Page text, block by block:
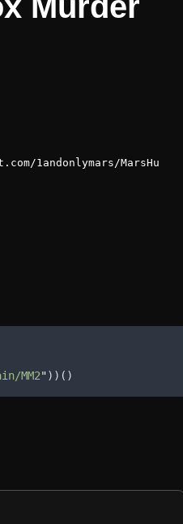
1andonlymars/MarsHu
MM2"))()